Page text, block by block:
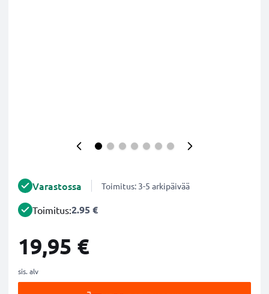
Varastossa Toimitus: 3-5 arkipäivää
Toimitus:2.95 €
19,95 €
sis. alv